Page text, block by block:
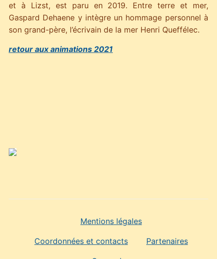
et à Lizst, est paru en 2019. Entre terre et mer,
Gaspard Dehaene y intègre un hommage personnel à
son grand-père, l’écrivain de la mer Henri Queffélec.
retour aux animations 2021
Mentions légales
Coordonnées et contacts Partenaires